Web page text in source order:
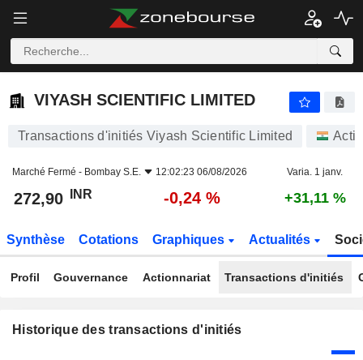
VIYASH SCIENTIFIC LIMITED
VIYASH SCIENTIFIC LIMITED
Transactions d'initiés Viyash Scientific Limited
Marché Fermé - Bombay S.E. 12:02:23 06/08/2026 Varia. 1 janv.
272,90 INR -0,24 % +31,11 %
Synthèse Cotations Graphiques Actualités
Profil Gouvernance Actionnariat Transactions d'initiés
Historique des transactions d'initiés